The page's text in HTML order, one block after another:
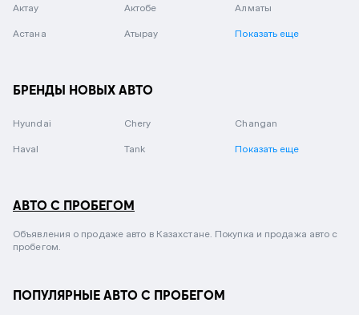
Актау Актобе Алматы
Астана Атырау Показать еще
БРЕНДЫ НОВЫХ АВТО
Hyundai Chery Changan
Haval Tank Показать еще
АВТО С ПРОБЕГОМ
Объявления о продаже авто в Казахстане. Покупка и продажа авто с
пробегом.
ПОПУЛЯРНЫЕ АВТО С ПРОБЕГОМ